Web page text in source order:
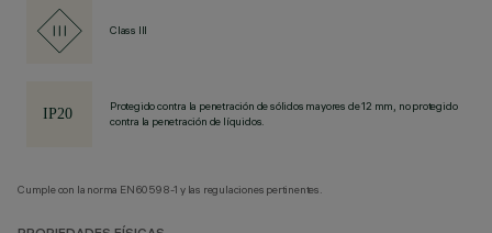
Class III
Protegido contra la penetración de sólidos mayores de 12 mm, no protegido
contra la penetración de líquidos.
Cumple con la norma EN60598-1 y las regulaciones pertinentes.